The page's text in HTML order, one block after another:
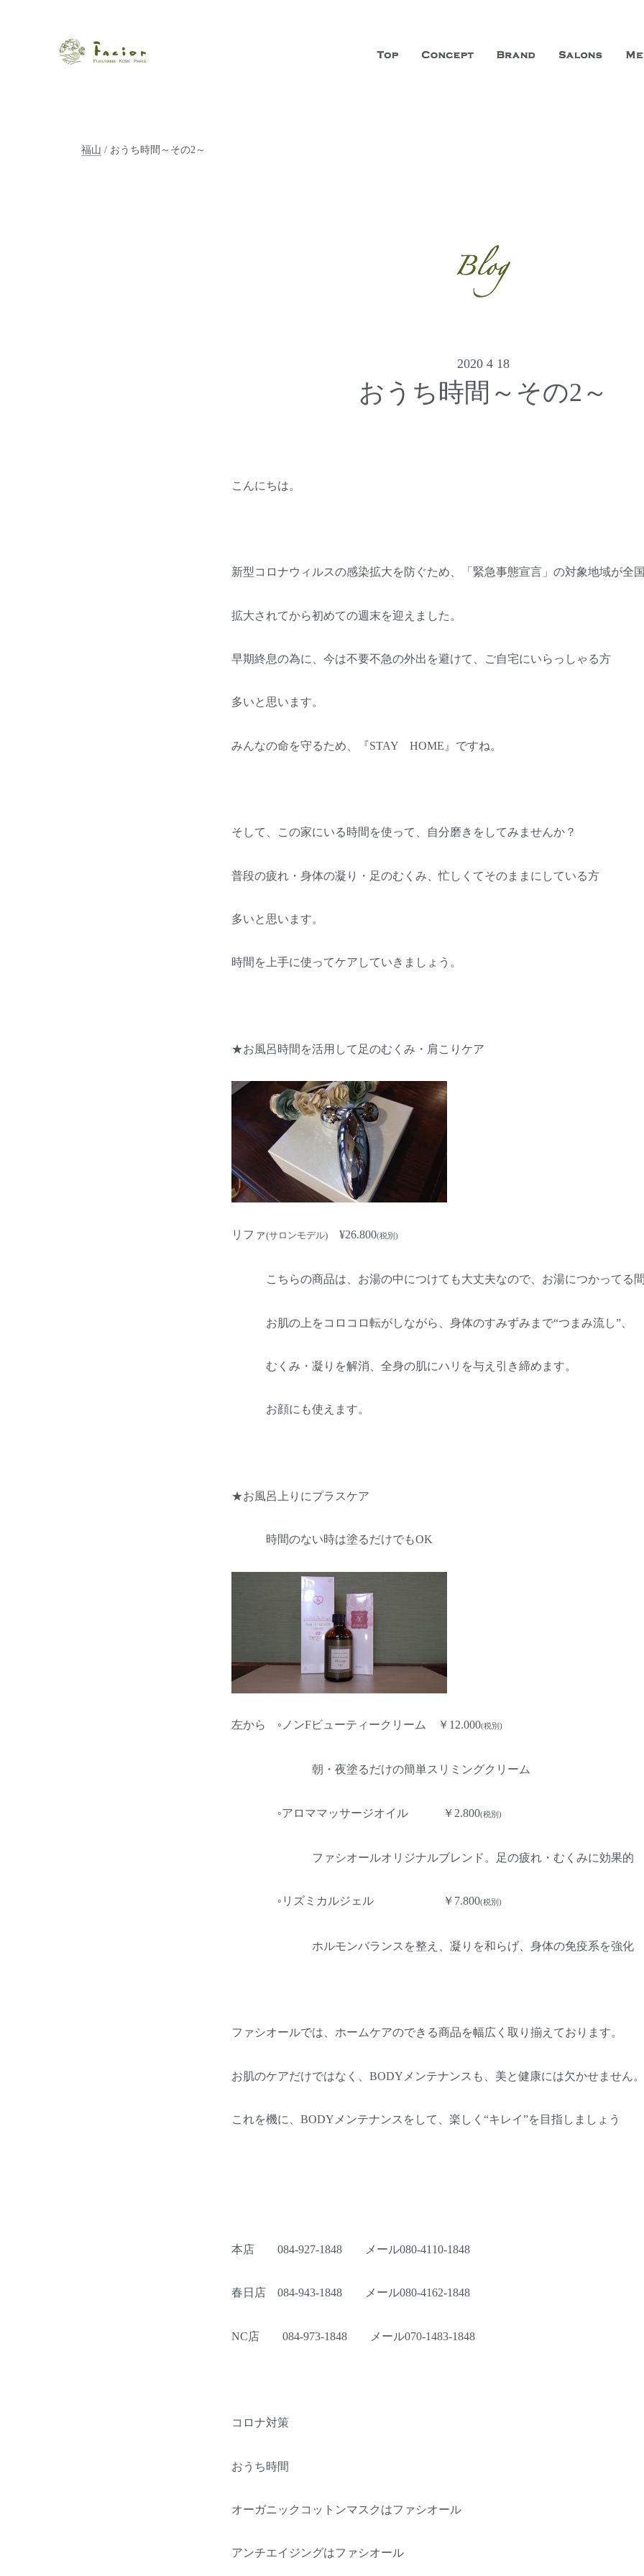
福山 / おうち時間～その2～
2020 4 18
おうち時間～その2～
こんにちは。
新型コロナウィルスの感染拡大を防ぐため、「緊急事態宣言」の対象地域が全
拡大されてから初めての週末を迎えました。
早期終息の為に、今は不要不急の外出を避けて、ご自宅にいらっしゃる方
多いと思います。
みんなの命を守るため、『STAY HOME』ですね。
そして、この家にいる時間を使って、自分磨きをしてみませんか？
普段の疲れ・身体の凝り・足のむくみ、忙しくてそのままにしている方
多いと思います。
時間を上手に使ってケアしていきましょう。
★お風呂時間を活用して足のむくみ・肩こりケア
リファ(サロンモデル) ¥26.800(税別)
こちらの商品は、お湯の中につけても大丈夫なので、お湯につかってる
お肌の上をコロコロ転がしながら、身体のすみずみまで“つまみ流し”、
むくみ・凝りを解消、全身の肌にハリを与え引き締めます。
お顔にも使えます。
★お風呂上りにプラスケア
時間のない時は塗るだけでもOK
左から ◦ノンFビューティークリーム ￥12.000(税別)
朝・夜塗るだけの簡単スリミングクリーム
◦アロママッサージオイル ￥2.800(税別)
ファシオールオリジナルブレンド。足の疲れ・むくみに効果的
◦リズミカルジェル ￥7.800(税別)
ホルモンバランスを整え、凝りを和らげ、身体の免疫系を
ファシオールでは、ホームケアのできる商品を幅広く取り揃えております。
お肌のケアだけではなく、BODYメンテナンスも、美と健康には欠かせません。
これを機に、BODYメンテナンスをして、楽しく“キレイ”を目指しましょう
本店 084-927-1848 メール080-4110-1848
春日店 084-943-1848 メール080-4162-1848
NC店 084-973-1848 メール070-1483-1848
コロナ対策
おうち時間
オーガニックコットンマスクはファシオール
アンチエイジングはファシオール